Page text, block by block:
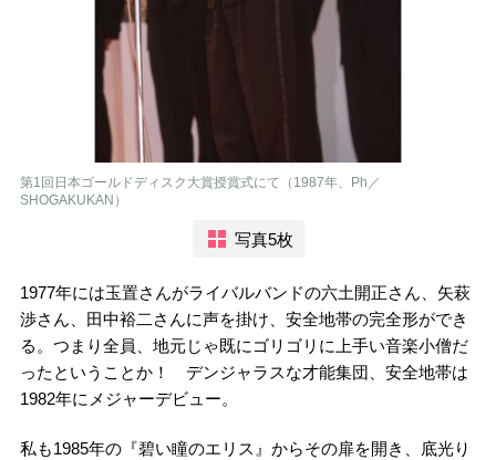
第1回日本ゴールドディスク大賞授賞式にて（1987年、Ph／
SHOGAKUKAN）
写真5枚
1977年には玉置さんがライバルバンドの六土開正さん、矢萩
渉さん、田中裕二さんに声を掛け、安全地帯の完全形ができ
る。つまり全員、地元じゃ既にゴリゴリに上手い音楽小僧だ
ったということか！ デンジャラスな才能集団、安全地帯は
1982年にメジャーデビュー。
私も1985年の『碧い瞳のエリス』からその扉を開き、底光り